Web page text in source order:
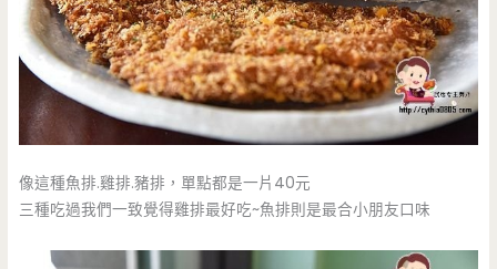
像這種魚排.雞排.豬排，單點都是一片40元
三種吃過我們一致覺得雞排最好吃~魚排則是最合小朋友口味